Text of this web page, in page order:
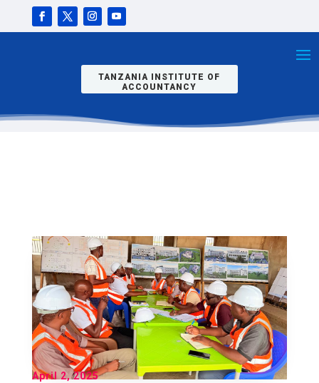
TANZANIA INSTITUTE OF
ACCOUNTANCY
WAKAGUA
MAENDELEO
April 2, 2025